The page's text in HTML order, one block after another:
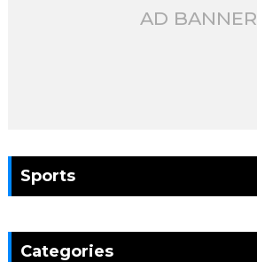
AD BANNER
Sports
Categories